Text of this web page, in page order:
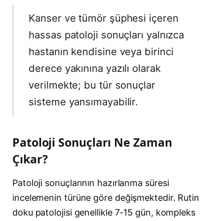
Kanser ve tümör şüphesi içeren
hassas patoloji sonuçları yalnızca
hastanın kendisine veya birinci
derece yakınına yazılı olarak
verilmekte; bu tür sonuçlar
sisteme yansımayabilir.
Patoloji Sonuçları Ne Zaman
Çıkar?
Patoloji sonuçlarının hazırlanma süresi
incelemenin türüne göre değişmektedir. Rutin
doku patolojisi genellikle 7-15 gün, kompleks